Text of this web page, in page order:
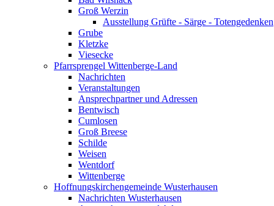
Groß Werzin
Ausstellung Grüfte - Särge - Totengedenken
Grube
Kletzke
Viesecke
Pfarrsprengel Wittenberge-Land
Nachrichten
Veranstaltungen
Ansprechpartner und Adressen
Bentwisch
Cumlosen
Groß Breese
Schilde
Weisen
Wentdorf
Wittenberge
Hoffnungskirchengemeinde Wusterhausen
Nachrichten Wusterhausen